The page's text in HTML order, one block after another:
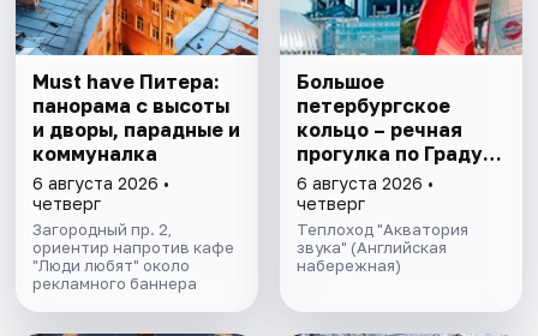
Must have Питера:
панорама с высоты
и дворы, парадные и
коммуналка
6 августа 2026 •
четверг
Загородный пр. 2,
ориентир напротив кафе
"Люди любят" около
рекламного баннера
Большое
петербургское
кольцо – речная
прогулка пo Граду
на Неве с
авторской
экскурсией и живой
музыкой в тёплом
салоне теплохода
6 августа 2026 •
четверг
Теплоход "Акватория
звука" (Английская
набережная)